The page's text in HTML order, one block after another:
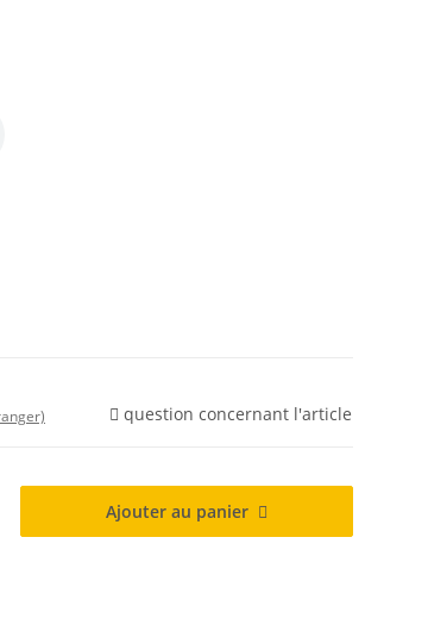
question concernant l'article
Ajouter au panier